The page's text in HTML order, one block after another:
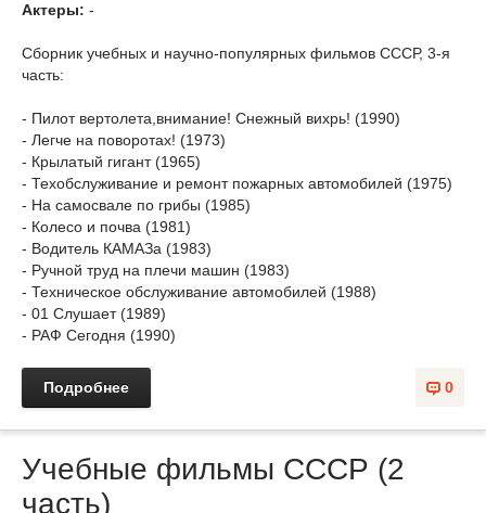
Актеры: -
Сборник учебных и научно-популярных фильмов СССР, 3-я
часть:
- Пилот вертолета,внимание! Снежный вихрь! (1990)
- Легче на поворотах! (1973)
- Крылатый гигант (1965)
- Техобслуживание и ремонт пожарных автомобилей (1975)
- На самосвале по грибы (1985)
- Колесо и почва (1981)
- Водитель КАМАЗа (1983)
- Ручной труд на плечи машин (1983)
- Техническое обслуживание автомобилей (1988)
- 01 Слушает (1989)
- РАФ Сегодня (1990)
0
Подробнее
Учебные фильмы СССР (2
часть)